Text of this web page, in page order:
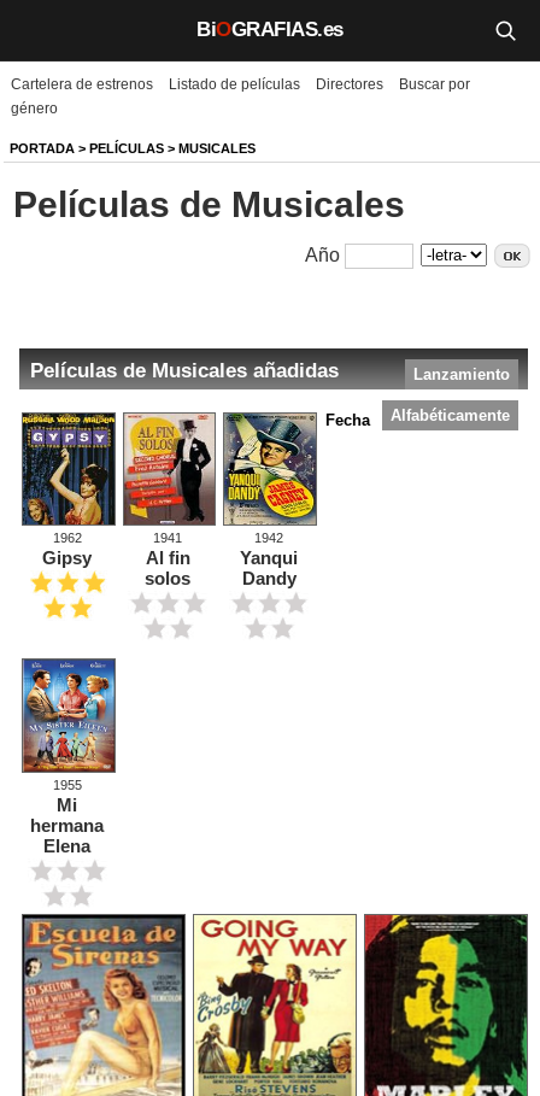
BiOGRAFIAS.es
Biografías
Películas
TV
Videos
Galerías
Noticias
Iniciar sesión
Cartelera de estrenos Listado de películas Directores
Buscar por
género
PORTADA > PELÍCULAS > MUSICALES
Películas de Musicales
Año
Películas de Musicales añadidas Lanzamiento
Alfabéticamente
Fecha
1962
Gipsy
1941
Al fin
solos
1942
Yanqui
Dandy
1955
Mi
hermana
Elena